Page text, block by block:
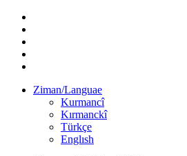
Ziman/Languae
Kurmancî
Kırmanckî
Türkçe
Englısh